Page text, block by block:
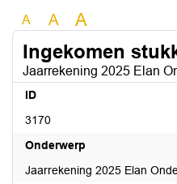
A A A
Ingekomen
Jaarrekening 2025 Elan
ID
3170
Onderwerp
Jaarrekening 2025 Elan